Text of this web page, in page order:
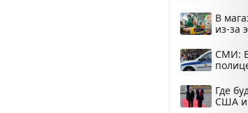
В
из-за
СМИ:
Где
США и